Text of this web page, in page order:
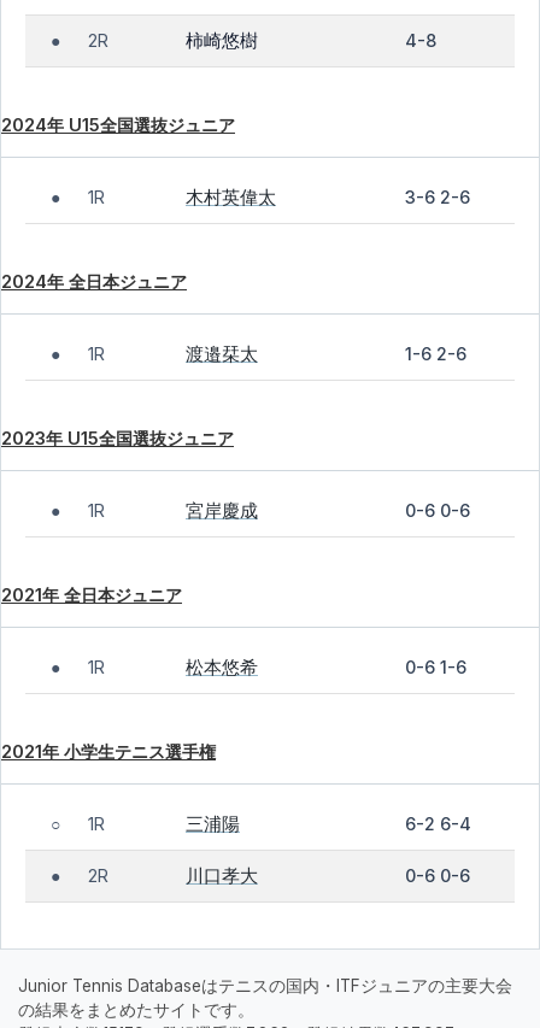
● 2R 柿崎悠樹 4-8
2024年 U15全国選抜ジュニア
● 1R 木村英偉太 3-6 2-6
2024年 全日本ジュニア
● 1R 渡邉栞太 1-6 2-6
2023年 U15全国選抜ジュニア
● 1R 宮岸慶成 0-6 0-6
2021年 全日本ジュニア
● 1R 松本悠希 0-6 1-6
2021年 小学生テニス選手権
○ 1R 三浦陽 6-2 6-4
● 2R 川口孝大 0-6 0-6
Junior Tennis Databaseはテニスの国内・ITFジュニアの主要大会
の結果をまとめたサイトです。